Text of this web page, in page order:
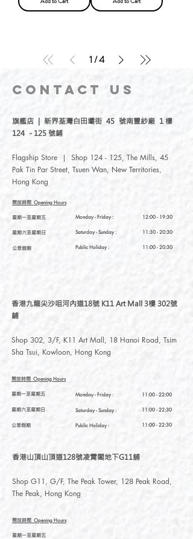
1/4
CONTACT US
旗艦店 | 新界荃灣白田壩街 45 號南豐紗廠 1 樓
124 - 125 號鋪
Flagship Store | Shop 124 - 125, The Mills, 45
Pak Tin Par Street, Tsuen Wan, New Territories,
Hong Kong
開放時間 Opening Hours
星期一至星期五
星期六至星期日
公眾假期
12:00 - 19:30
11:30 - 20:30
11:00 - 20:30
Monday - Friday :
Saturday- Sunday :
Public Holiday :
11:00 - 22:00
11:00 - 22:30
11:00 - 22:30
香港九龍尖沙咀河內道18號 K11 Art Mall 3樓 302號
鋪
Shop 302, 3/F, K11 Art Mall, 18 Hanoi Road, Tsim
Sha Tsui, Kowloon, Hong Kong
開放時間 Opening Hours
星期一至星期五
星期六至星期日
公眾假期
Monday - Friday :
Saturday- Sunday :
Public Holiday :
香港山頂山頂道128號凌霄閣地下G11舖
Shop G11, G/F, The Peak Tower, 128 Peak Road,
The Peak, Hong Kong
開放時間 Opening Hours
星期一至星期五